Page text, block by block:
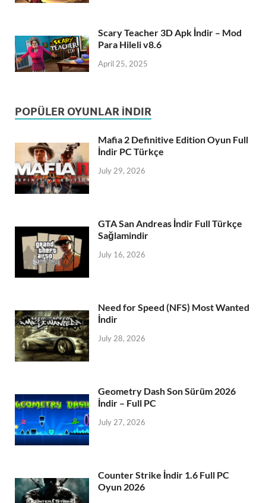
Scary Teacher 3D Apk İndir – Mod
Para Hileli v8.6
April 25, 2025
POPÜLER OYUNLAR İNDIR
Mafia 2 Definitive Edition Oyun Full
İndir PC Türkçe
July 29, 2026
GTA San Andreas İndir Full Türkçe
Sağlamindir
July 16, 2026
Need for Speed (NFS) Most Wanted
İndir
July 28, 2026
Geometry Dash Son Sürüm 2026
İndir – Full PC
July 27, 2026
Counter Strike İndir 1.6 Full PC
Oyun 2026